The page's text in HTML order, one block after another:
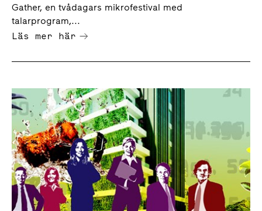
Gather, en tvådagars mikrofestival med
talarprogram,...
Läs mer här